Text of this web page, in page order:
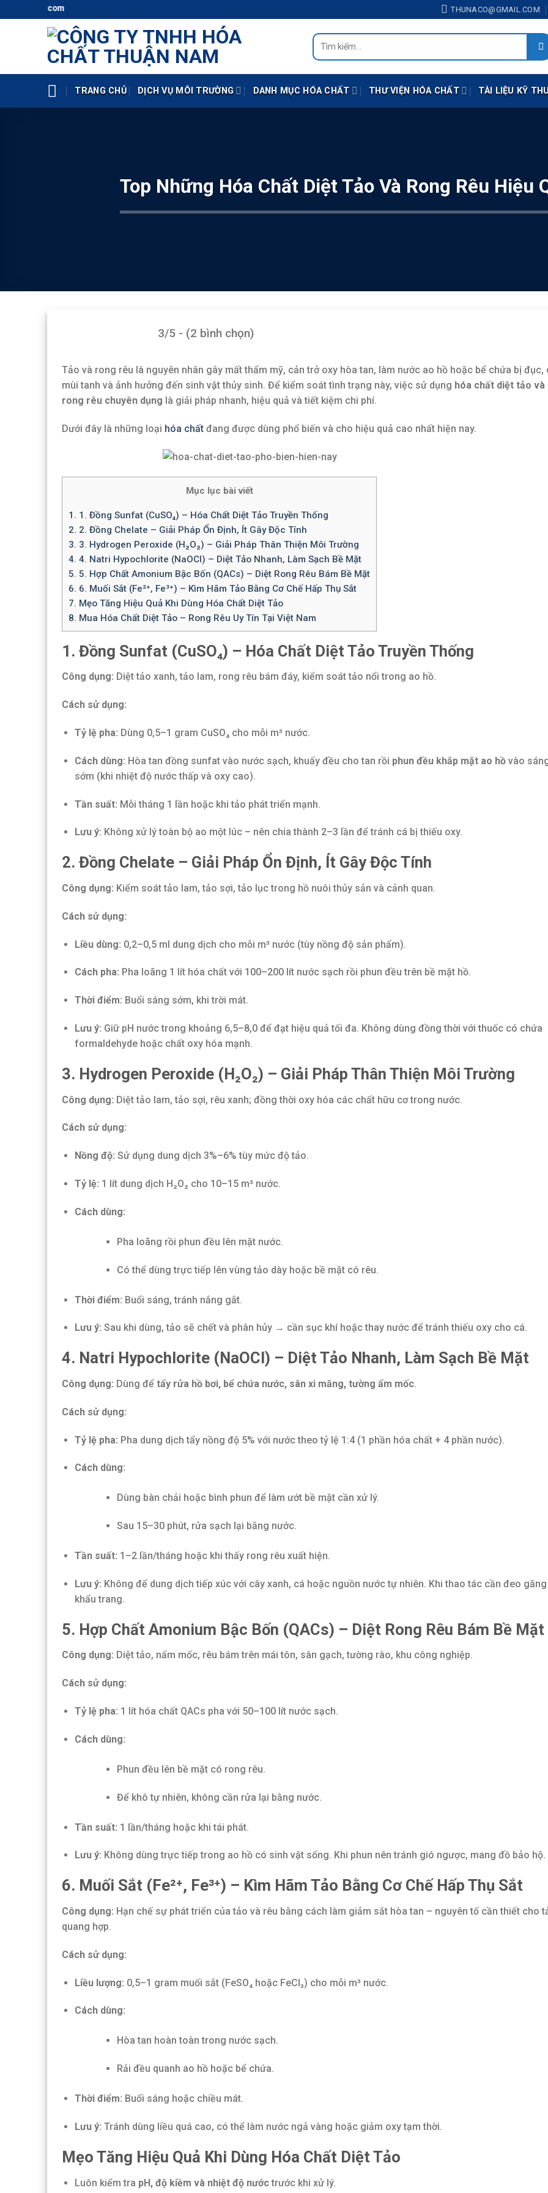
to
Hotline: 0938.414.118 (Zalo) - Mail: thunaco@gmail.comTHUNACO@GMAIL.COM
Tìm
kiếm:
TRANG CHỦ DỊCH VỤ MÔI TRƯỜNG DANH MỤC HÓA CHẤT THƯ VIỆN HÓA CHẤT TÀI LIỆU KỸ
Top Những Hóa Chất Diệt Tảo Và Rong Rêu Hiệu
3/5 - (2 bình chọn)
Tảo và rong rêu là nguyên nhân gây mất thẩm mỹ, cản trở oxy hòa tan, làm nước ao hồ hoặc bể chứa bị đục,
mùi tanh và ảnh hưởng đến sinh vật thủy sinh. Để kiểm soát tình trạng này, việc sử dụng hóa chất diệt tảo và
rong rêu chuyên dụng là giải pháp nhanh, hiệu quả và tiết kiệm chi phí.
Dưới đây là những loại hóa chất đang được dùng phổ biến và cho hiệu quả cao nhất hiện nay.
Mục lục bài viết
1. 1. Đồng Sunfat (CuSO₄) – Hóa Chất Diệt Tảo Truyền Thống
2. 2. Đồng Chelate – Giải Pháp Ổn Định, Ít Gây Độc Tính
3. 3. Hydrogen Peroxide (H₂O₂) – Giải Pháp Thân Thiện Môi Trường
4. 4. Natri Hypochlorite (NaOCl) – Diệt Tảo Nhanh, Làm Sạch Bề Mặt
5. 5. Hợp Chất Amonium Bậc Bốn (QACs) – Diệt Rong Rêu Bám Bề Mặt
6. 6. Muối Sắt (Fe²⁺, Fe³⁺) – Kìm Hãm Tảo Bằng Cơ Chế Hấp Thụ Sắt
7. Mẹo Tăng Hiệu Quả Khi Dùng Hóa Chất Diệt Tảo
8. Mua Hóa Chất Diệt Tảo – Rong Rêu Uy Tín Tại Việt Nam
1. Đồng Sunfat (CuSO₄) – Hóa Chất Diệt Tảo Truyền Thống
Công dụng: Diệt tảo xanh, tảo lam, rong rêu bám đáy, kiểm soát tảo nổi trong ao hồ.
Cách sử dụng:
Tỷ lệ pha: Dùng 0,5–1 gram CuSO₄ cho mỗi m³ nước.
Cách dùng: Hòa tan đồng sunfat vào nước sạch, khuấy đều cho tan rồi phun đều khắp mặt ao hồvào
sớm (khi nhiệt độ nước thấp và oxy cao).
Tần suất: Mỗi tháng 1 lần hoặc khi tảo phát triển mạnh.
Lưu ý: Không xử lý toàn bộ ao một lúc – nên chia thành 2–3 lần để tránh cá bị thiếu oxy.
2. Đồng Chelate – Giải Pháp Ổn Định, Ít Gây Độc Tính
Công dụng: Kiểm soát tảo lam, tảo sợi, tảo lục trong hồ nuôi thủy sản và cảnh quan.
Cách sử dụng:
Liều dùng: 0,2–0,5 ml dung dịch cho mỗi m³ nước (tùy nồng độ sản phẩm).
Cách pha: Pha loãng 1 lít hóa chất với 100–200 lít nước sạch rồi phun đều trên bề mặt hồ.
Thời điểm: Buổi sáng sớm, khi trời mát.
Lưu ý: Giữ pH nước trong khoảng 6,5–8,0 để đạt hiệu quả tối đa. Không dùng đồng thời với thuốc có chứa
formaldehyde hoặc chất oxy hóa mạnh.
3. Hydrogen Peroxide (H₂O₂) – Giải Pháp Thân Thiện Môi Trường
Công dụng: Diệt tảo lam, tảo sợi, rêu xanh; đồng thời oxy hóa các chất hữu cơ trong nước.
Cách sử dụng:
Nồng độ: Sử dụng dung dịch 3%–6% tùy mức độ tảo.
Tỷ lệ: 1 lít dung dịch H₂O₂ cho 10–15 m³ nước.
Cách dùng:
Pha loãng rồi phun đều lên mặt nước.
Có thể dùng trực tiếp lên vùng tảo dày hoặc bề mặt có rêu.
Thời điểm: Buổi sáng, tránh nắng gắt.
Lưu ý: Sau khi dùng, tảo sẽ chết và phân hủy → cần sục khí hoặc thay nước để tránh thiếu oxy cho cá.
4. Natri Hypochlorite (NaOCl) – Diệt Tảo Nhanh, Làm Sạch Bề Mặt
Công dụng: Dùng để tẩy rửa hồ bơi, bể chứa nước, sân xi măng, tường ẩm mốc.
Cách sử dụng:
Tỷ lệ pha: Pha dung dịch tẩy nồng độ 5% với nước theo tỷ lệ 1:4 (1 phần hóa chất + 4 phần nước).
Cách dùng:
Dùng bàn chải hoặc bình phun để làm ướt bề mặt cần xử lý.
Sau 15–30 phút, rửa sạch lại bằng nước.
Tần suất: 1–2 lần/tháng hoặc khi thấy rong rêu xuất hiện.
Lưu ý: Không để dung dịch tiếp xúc với cây xanh, cá hoặc nguồn nước tự nhiên. Khi thao tác cần đeo găng
khẩu trang.
5. Hợp Chất Amonium Bậc Bốn (QACs) – Diệt Rong Rêu Bám Bề Mặt
Công dụng: Diệt tảo, nấm mốc, rêu bám trên mái tôn, sân gạch, tường rào, khu công nghiệp.
Cách sử dụng:
Tỷ lệ pha: 1 lít hóa chất QACs pha với 50–100 lít nước sạch.
Cách dùng:
Phun đều lên bề mặt có rong rêu.
Để khô tự nhiên, không cần rửa lại bằng nước.
Tần suất: 1 lần/tháng hoặc khi tái phát.
Lưu ý: Không dùng trực tiếp trong ao hồ có sinh vật sống. Khi phun nên tránh gió ngược, mang đồ bảo hộ.
6. Muối Sắt (Fe²⁺, Fe³⁺) – Kìm Hãm Tảo Bằng Cơ Chế Hấp Thụ Sắt
Công dụng: Hạn chế sự phát triển của tảo và rêu bằng cách làm giảm sắt hòa tan – nguyên tố cần thiết cho
quang hợp.
Cách sử dụng:
Liều lượng: 0,5–1 gram muối sắt (FeSO₄ hoặc FeCl₃) cho mỗi m³ nước.
Cách dùng:
Hòa tan hoàn toàn trong nước sạch.
Rải đều quanh ao hồ hoặc bể chứa.
Thời điểm: Buổi sáng hoặc chiều mát.
Lưu ý: Tránh dùng liều quá cao, có thể làm nước ngả vàng hoặc giảm oxy tạm thời.
Mẹo Tăng Hiệu Quả Khi Dùng Hóa Chất Diệt Tảo
Luôn kiểm tra pH, độ kiềm và nhiệt độ nướctrước khi xử lý.